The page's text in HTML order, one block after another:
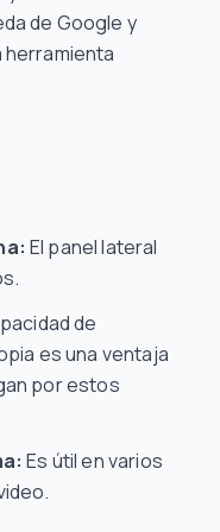
de Google y
herramienta
El panel lateral
de
es una ventaja
por estos
Es útil en varios